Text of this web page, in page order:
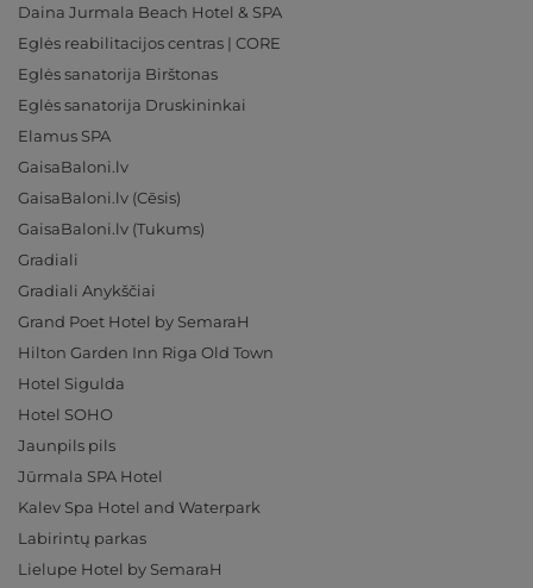
Daina Jurmala Beach Hotel & SPA
Eglės reabilitacijos centras | CORE
Eglės sanatorija Birštonas
Eglės sanatorija Druskininkai
Elamus SPA
GaisaBaloni.lv
GaisaBaloni.lv (Cēsis)
GaisaBaloni.lv (Tukums)
Gradiali
Gradiali Anykščiai
Grand Poet Hotel by SemaraH
Hilton Garden Inn Riga Old Town
Hotel Sigulda
Hotel SOHO
Jaunpils pils
Jūrmala SPA Hotel
Kalev Spa Hotel and Waterpark
Labirintų parkas
Lielupe Hotel by SemaraH